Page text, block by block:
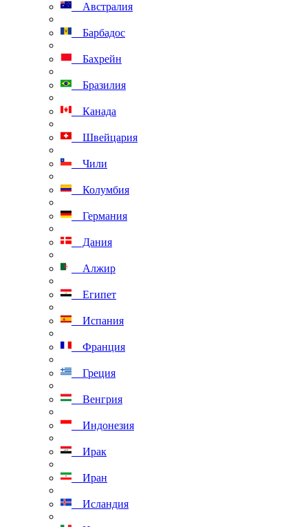
Австралия
Барбадос
Бахрейн
Бразилия
Канада
Швейцария
Чили
Колумбия
Германия
Дания
Алжир
Египет
Испания
Франция
Греция
Венгрия
Индонезия
Ирак
Иран
Исландия